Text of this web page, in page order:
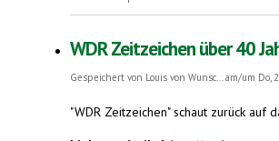
WDR Zeitzeichen über 40
Gespeichert von Louis von Wunsc... am/um Do,
"WDR Zeitzeichen" schaut zurück